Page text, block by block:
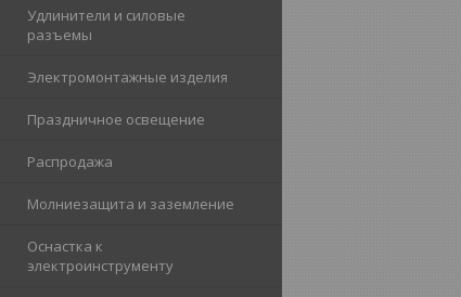
Удлинители и силовые
разъемы
Электромонтажные изделия
Праздничное освещение
Распродажа
Молниезащита и заземление
Оснастка к
электроинструменту